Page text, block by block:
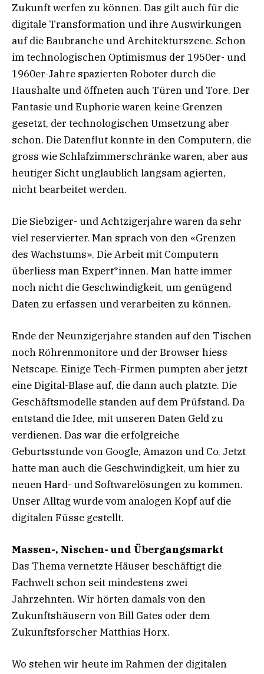
Zukunft werfen zu können. Das gilt auch für die
digitale Transformation und ihre Auswirkungen
auf die Baubranche und Architekturszene. Schon
im technologischen Optimismus der 1950er- und
1960er-Jahre spazierten Roboter durch die
Haushalte und öffneten auch Türen und Tore. Der
Fantasie und Euphorie waren keine Grenzen
gesetzt, der technologischen Umsetzung aber
schon. Die Datenflut konnte in den Computern, die
gross wie Schlafzimmerschränke waren, aber aus
heutiger Sicht unglaublich langsam agierten,
nicht bearbeitet werden.
Die Siebziger- und Achtzigerjahre waren da sehr
viel reservierter. Man sprach von den «Grenzen
des Wachstums». Die Arbeit mit Computern
überliess man Expert*innen. Man hatte immer
noch nicht die Geschwindigkeit, um genügend
Daten zu erfassen und verarbeiten zu können.
Ende der Neunzigerjahre standen auf den Tischen
noch Röhrenmonitore und der Browser hiess
Netscape. Einige Tech-Firmen pumpten aber jetzt
eine Digital-Blase auf, die dann auch platzte. Die
Geschäftsmodelle standen auf dem Prüfstand. Da
entstand die Idee, mit unseren Daten Geld zu
verdienen. Das war die erfolgreiche
Geburtsstunde von Google, Amazon und Co. Jetzt
hatte man auch die Geschwindigkeit, um hier zu
neuen Hard- und Softwarelösungen zu kommen.
Unser Alltag wurde vom analogen Kopf auf die
digitalen Füsse gestellt.
Massen-, Nischen- und Übergangsmarkt
Das Thema vernetzte Häuser beschäftigt die
Fachwelt schon seit mindestens zwei
Jahrzehnten. Wir hörten damals von den
Zukunftshäusern von Bill Gates oder dem
Zukunftsforscher Matthias Horx.
Wo stehen wir heute im Rahmen der digitalen